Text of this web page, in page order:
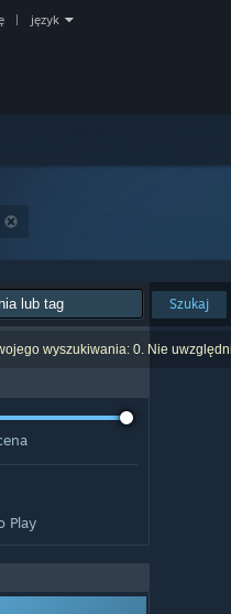
język
Szukaj
wyszukiwania: 0. Nie
Play